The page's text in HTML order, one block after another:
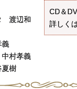
渡辺和
義
村孝義
樹
CD＆
詳しく